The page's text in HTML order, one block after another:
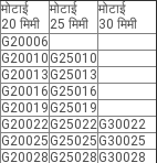
मोटाई
20 मिमी
मोटाई
25 मिमी
मोटाई
30 मिमी
G20006
G20010 G25010
G20013 G25013
G20016 G25016
G20019 G25019
G20022G25022G30022
G20025 G25025 G30025
G20028 G25028 G30028